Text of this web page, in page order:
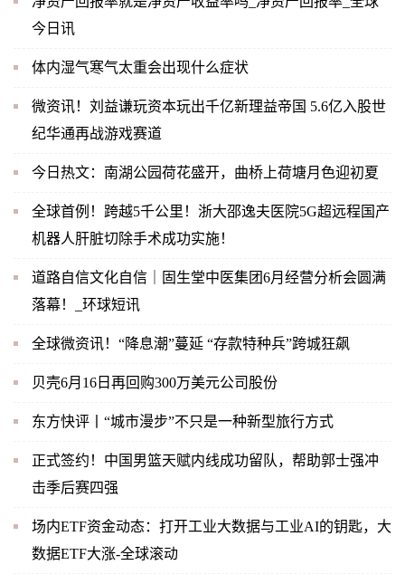
今日讯
体内湿气寒气太重会出现什么症状
微资讯！刘益谦玩资本玩出千亿新理益帝国 5.6亿入股世
纪华通再战游戏赛道
今日热文：南湖公园荷花盛开，曲桥上荷塘月色迎初夏
全球首例！跨越5千公里！浙大邵逸夫医院5G超远程国产
机器人肝脏切除手术成功实施！
道路自信文化自信｜固生堂中医集团6月经营分析会圆满
落幕！_环球短讯
全球微资讯！“降息潮”蔓延 “存款特种兵”跨城狂飙
贝壳6月16日再回购300万美元公司股份
东方快评丨“城市漫步”不只是一种新型旅行方式
正式签约！中国男篮天赋内线成功留队，帮助郭士强冲
击季后赛四强
场内ETF资金动态：打开工业大数据与工业AI的钥匙，大
数据ETF大涨-全球滚动